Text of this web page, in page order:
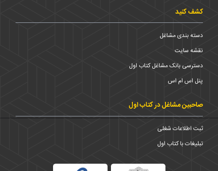
کشف کنید
دسته بندی مشاغل
نقشه سایت
دسترسی بانک مشاغل کتاب اول
پنل اس ام اس
صاحبین مشاغل در کتاب اول
ثبت اطلاعات شغلی
تبلیغات با کتاب اول